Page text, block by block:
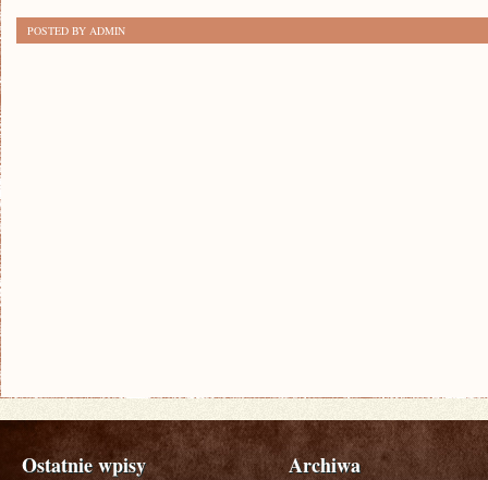
POSTED BY ADMIN
Ostatnie wpisy Archiwa